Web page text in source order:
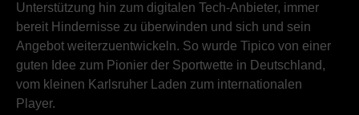
Unterstützung hin zum digitalen Tech-Anbieter, immer
bereit Hindernisse zu überwinden und sich und sein
Angebot weiterzuentwickeln. So wurde Tipico von einer
guten Idee zum Pionier der Sportwette in Deutschland,
vom kleinen Karlsruher Laden zum internationalen
Player.